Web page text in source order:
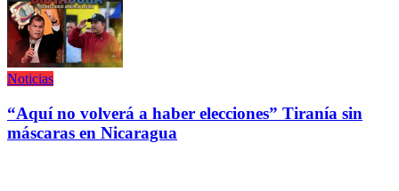
Noticias
“Aquí no volverá a haber elecciones” Tiranía sin
máscaras en Nicaragua